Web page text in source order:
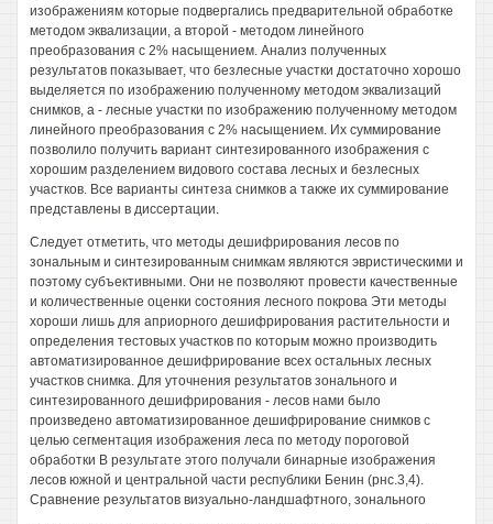
изображениям которые подвергались предварительной обработке
методом эквализации, а второй - методом линейного
преобразования с 2% насыщением. Анализ полученных
результатов показывает, что безлесные участки достаточно хорошо
выделяется по изображению полученному методом эквализаций
снимков, а - лесные участки по изображению полученному методом
линейного преобразования с 2% насыщением. Их суммирование
позволило получить вариант синтезированного изображения с
хорошим разделением видового состава лесных и безлесных
участков. Все варианты синтеза снимков а также их суммирование
представлены в диссертации.
Следует отметить, что методы дешифрирования лесов по
зональным и синтезированным снимкам являются эвристическими и
поэтому субъективными. Они не позволяют провести качественные
и количественные оценки состояния лесного покрова Эти методы
хороши лишь для априорного дешифрирования растительности и
определения тестовых участков по которым можно производить
автоматизированное дешифрирование всех остальных лесных
участков снимка. Для уточнения результатов зонального и
синтезированного дешифрирования - лесов нами было
произведено автоматизированное дешифрирование снимков с
целью сегментация изображения леса по методу пороговой
обработки В результате этого получали бинарные изображения
лесов южной и центральной части республики Бенин (рнс.3,4).
Сравнение результатов визуально-ландшафтного, зонального